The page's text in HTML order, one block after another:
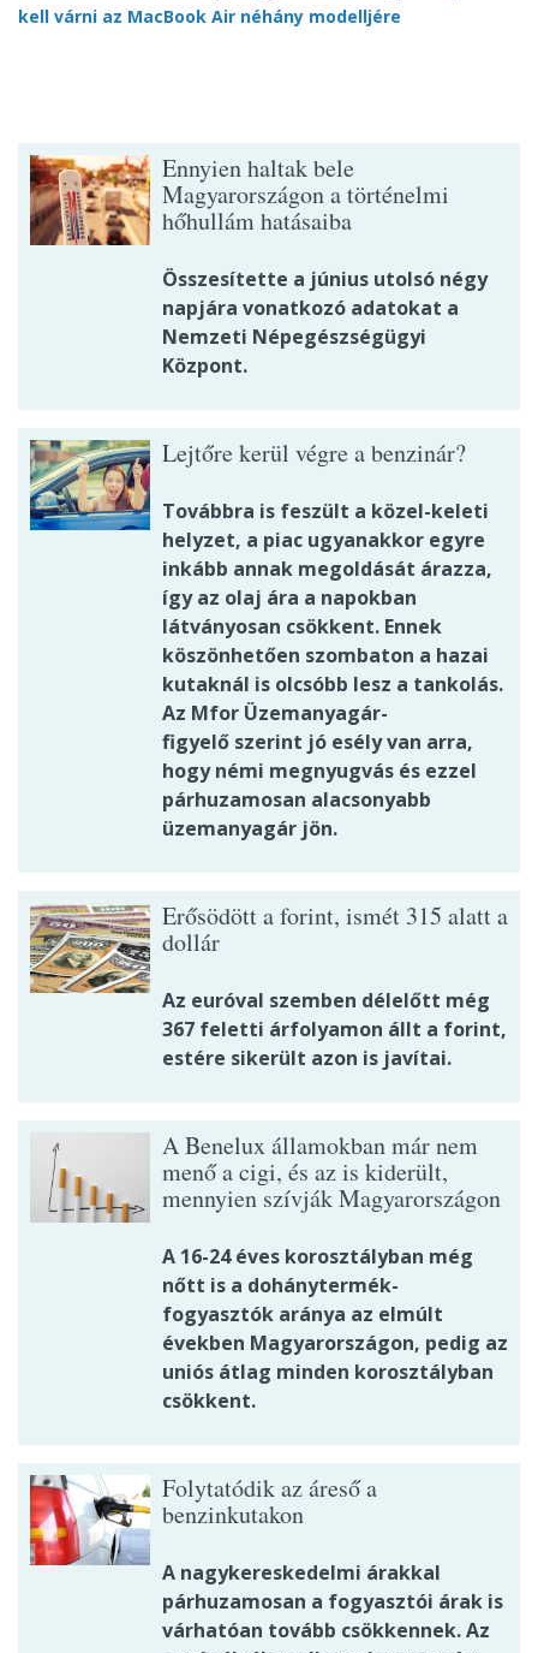
kell várni az MacBook Air néhány modelljére
Ennyien haltak bele
Magyarországon a történelmi
hőhullám hatásaiba
Összesítette a június utolsó négy
napjára vonatkozó adatokat a
Nemzeti Népegészségügyi
Központ.
Lejtőre kerül végre a benzinár?
Továbbra is feszült a közel-keleti
helyzet, a piac ugyanakkor egyre
inkább annak megoldását árazza,
így az olaj ára a napokban
látványosan csökkent. Ennek
köszönhetően szombaton a hazai
kutaknál is olcsóbb lesz a tankolás.
Az Mfor Üzemanyagár-
figyelő szerint jó esély van arra,
hogy némi megnyugvás és ezzel
párhuzamosan alacsonyabb
üzemanyagár jön.
Erősödött a forint, ismét 315 alatt a
dollár
Az euróval szemben délelőtt még
367 feletti árfolyamon állt a forint,
estére sikerült azon is javítai.
A Benelux államokban már nem
menő a cigi, és az is kiderült,
mennyien szívják Magyarországon
A 16-24 éves korosztályban még
nőtt is a dohánytermék-
fogyasztók aránya az elmúlt
években Magyarországon, pedig az
uniós átlag minden korosztályban
csökkent.
Folytatódik az áreső a
benzinkutakon
A nagykereskedelmi árakkal
párhuzamosan a fogyasztói árak is
várhatóan tovább csökkennek. Az